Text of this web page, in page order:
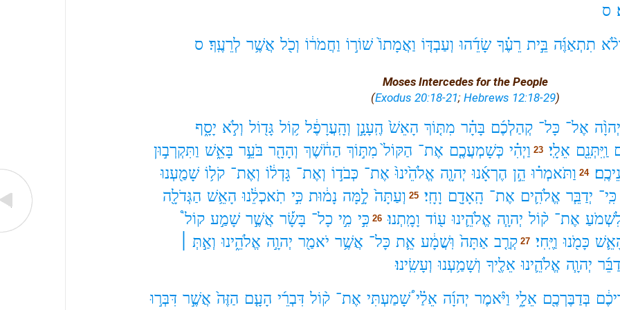
ס
תִתְאַוֶּ֜ה בֵּ֣ית רֵעֶ֗ךָ שָׂדֵ֜הוּ וְעַבְדּ֤וֹ וַאֲמָתוֹ֙ שׁוֹר֣וֹ וַחֲמֹר֔וֹ וְכֹ֖ל אֲשֶׁ֥ר לְרֵעֶֽךָ׃ ס
Moses Intercedes for the People
(Exodus 20:18-21; Hebrews 12:18-29)
אֶל־ כָּל־ קְהַלְכֶ֜ם בָּהָ֗ר מִתּ֤וֹךְ הָאֵשׁ֙ הֶֽעָנָ֣ן וְהָֽעֲרָפֶ֔ל ק֥וֹל גָּד֖וֹל וְלֹ֣א יָסָ֑ף
וַֽיִּתְּנֵ֖ם אֵלָֽי׃ 23 וַיְהִ֗י כְּשָׁמְעֲכֶ֤ם אֶת־ הַקּוֹל֙ מִתּ֣וֹךְ הַחֹ֔שֶׁךְ וְהָהָ֖ר בֹּעֵ֣ר בָּאֵ֑שׁ וַתִּקְרְב֣וּן
24 וַתֹּאמְר֗וּ הֵ֣ן הֶרְאָ֜נוּ יְהוָ֤ה אֱלֹהֵ֙ינוּ֙ אֶת־ כְּבֹד֣וֹ וְאֶת־ גָּדְל֔וֹ וְאֶת־ קֹל֥וֹ שָׁמַ֖עְנוּ
כִּֽי־ יְדַבֵּ֧ר אֱלֹהִ֛ים אֶת־ הָֽאָדָ֖ם וָחָֽי׃ 25 וְעַתָּה֙ לָ֣מָּה נָמ֔וּת כִּ֣י תֹֽאכְלֵ֔נוּ הָאֵ֥שׁ הַגְּדֹלָ֖ה
אֶת־ ק֨וֹל יְהוָ֧ה אֱלֹהֵ֛ינוּ ע֖וֹד וָמָֽתְנוּ׃ 26 כִּ֣י מִ֣י כָל־ בָּשָׂ֡ר אֲשֶׁ֣ר שָׁמַ֣ע קוֹל֩
כָּמֹ֖נוּ וַיֶּֽחִי׃ 27 קְרַ֤ב אַתָּה֙ וּֽשֲׁמָ֔ע אֵ֛ת כָּל־ אֲשֶׁ֥ר יֹאמַ֖ר יְהוָ֣ה אֱלֹהֵ֑ינוּ וְאַ֣תְּ ׀
יְהוָ֧ה אֱלֹהֵ֛ינוּ אֵלֶ֖יךָ וְשָׁמַ֥עְנוּ וְעָשִֽׂינוּ׃
בְּדַבֶּרְכֶ֖ם אֵלָ֑י וַיֹּ֨אמֶר יְהוָ֜ה אֵלַ֗י שָׁ֠מַעְתִּי אֶת־ ק֨וֹל דִּבְרֵ֜י הָעָ֤ם הַזֶּה֙ אֲשֶׁ֣ר דִּבְּר֣וּ